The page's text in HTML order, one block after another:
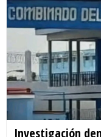
Investigación